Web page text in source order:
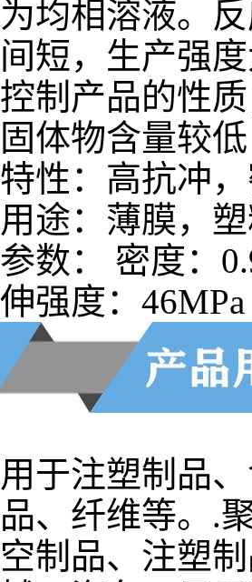
间短，生产强
控制产品的性
固体物含量较低
特性：高抗冲，
用途：薄膜，
参数： 密度：
伸强度：
品、纤维等。.
空制品、注塑
械、汽车、日